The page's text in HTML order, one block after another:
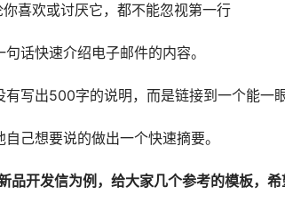
你喜欢或讨厌它，都不能忽视第一行
句话快速介绍电子邮件的内容。
有写出500字的说明，而是链接到一个能一
自己想要说的做出一个快速摘要。
品开发信为例，给大家几个参考的模板，希